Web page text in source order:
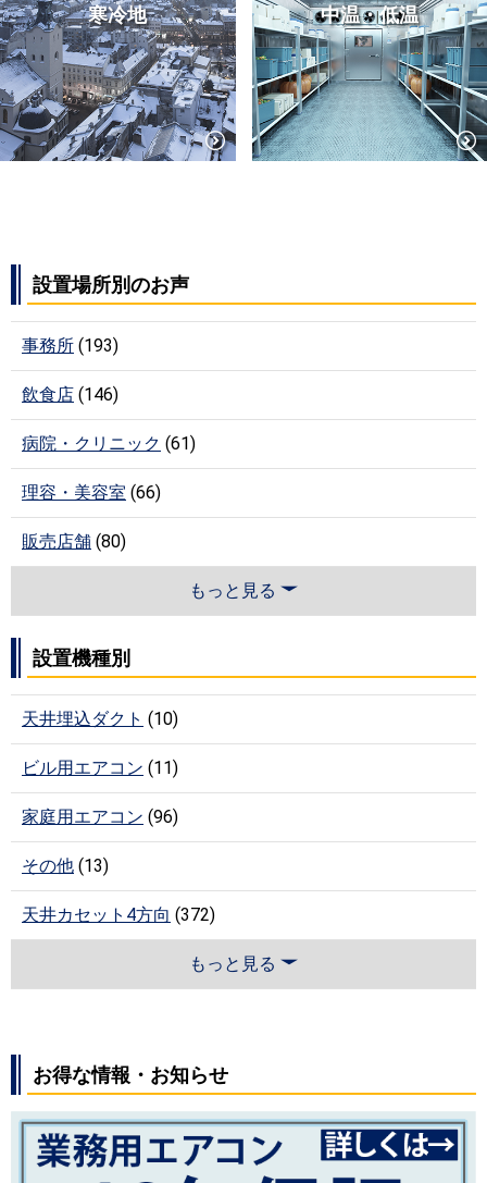
寒冷地 中温・低温
設置場所別のお声
事務所 (193)
飲食店 (146)
病院・クリニック (61)
理容・美容室 (66)
販売店舗 (80)
もっと見る
設置機種別
天井埋込ダクト (10)
ビル用エアコン (11)
家庭用エアコン (96)
その他 (13)
天井カセット4方向 (372)
もっと見る
お得な情報・お知らせ